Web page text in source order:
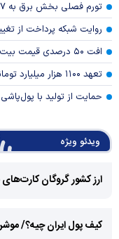
تورم فصلی بخش برق به ۶۵.۷ درصد رسید
روایت شبکه پرداخت از
افت ۵۰ درصدی قیمت بیت‌کوین؛ فرصت خرید یا آغاز دوره نزولی؟
تعهد ۱۱۰۰ هزار میلیارد تومانی دولت برای تامین کالابرگ
حمایت از تولید با
ویدئو ویژه
ارز کشور گروگان کارت‌های
کیف پول ایران چیه؟/